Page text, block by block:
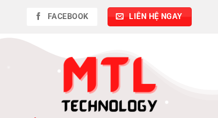
FACEBOOK LIÊN HỆ NGAY